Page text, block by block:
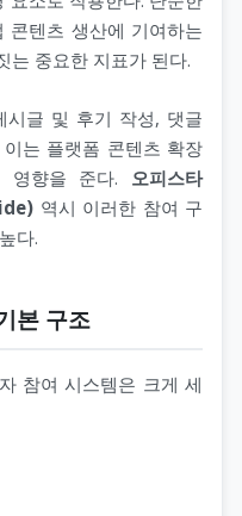
콘텐츠 생산에 기여하는
는 중요한 지표가 된다.
시글 및 후기 작성, 댓글
는 플랫폼 콘텐츠 확장
영향을 준다. 오피스타
역시 이러한 참여 구
다.
본 구조
참여 시스템은 크게 세